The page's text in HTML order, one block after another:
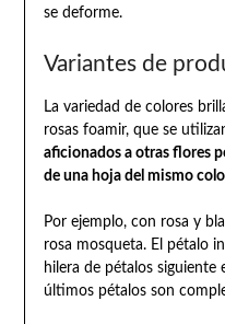
se deforme.
Variantes de
La variedad de colores
rosas foamir, que se
aficionados a otras flores
de una hoja del mismo
Por ejemplo, con rosa y
rosa mosqueta. El pétalo
hilera de pétalos siguiente
últimos pétalos son